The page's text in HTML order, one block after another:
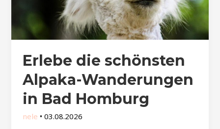
Erlebe die schönsten
Alpaka-Wanderungen
in Bad Homburg
nele • 03.08.2026